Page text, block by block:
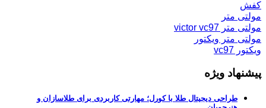
کفش
مولتی متر
مولتی متر victor vc97
مولتی متر ویکتور
ویکتور vc97
پیشنهاد ویژه
طراحی دیجیتال طلا با کورل؛ مهارتی کاربردی برای طلاسازان و